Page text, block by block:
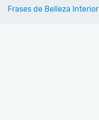
Frases de Belleza Interior